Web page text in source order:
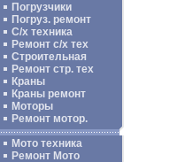
Погрузчики
Погруз. ремонт
С/х техника
Ремонт с/х тех
Строительная
Ремонт стр. тех
Краны
Краны ремонт
Моторы
Ремонт мотор.
Мото техника
Ремонт Мото